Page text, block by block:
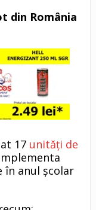
din România
17 unități de
în anul școlar